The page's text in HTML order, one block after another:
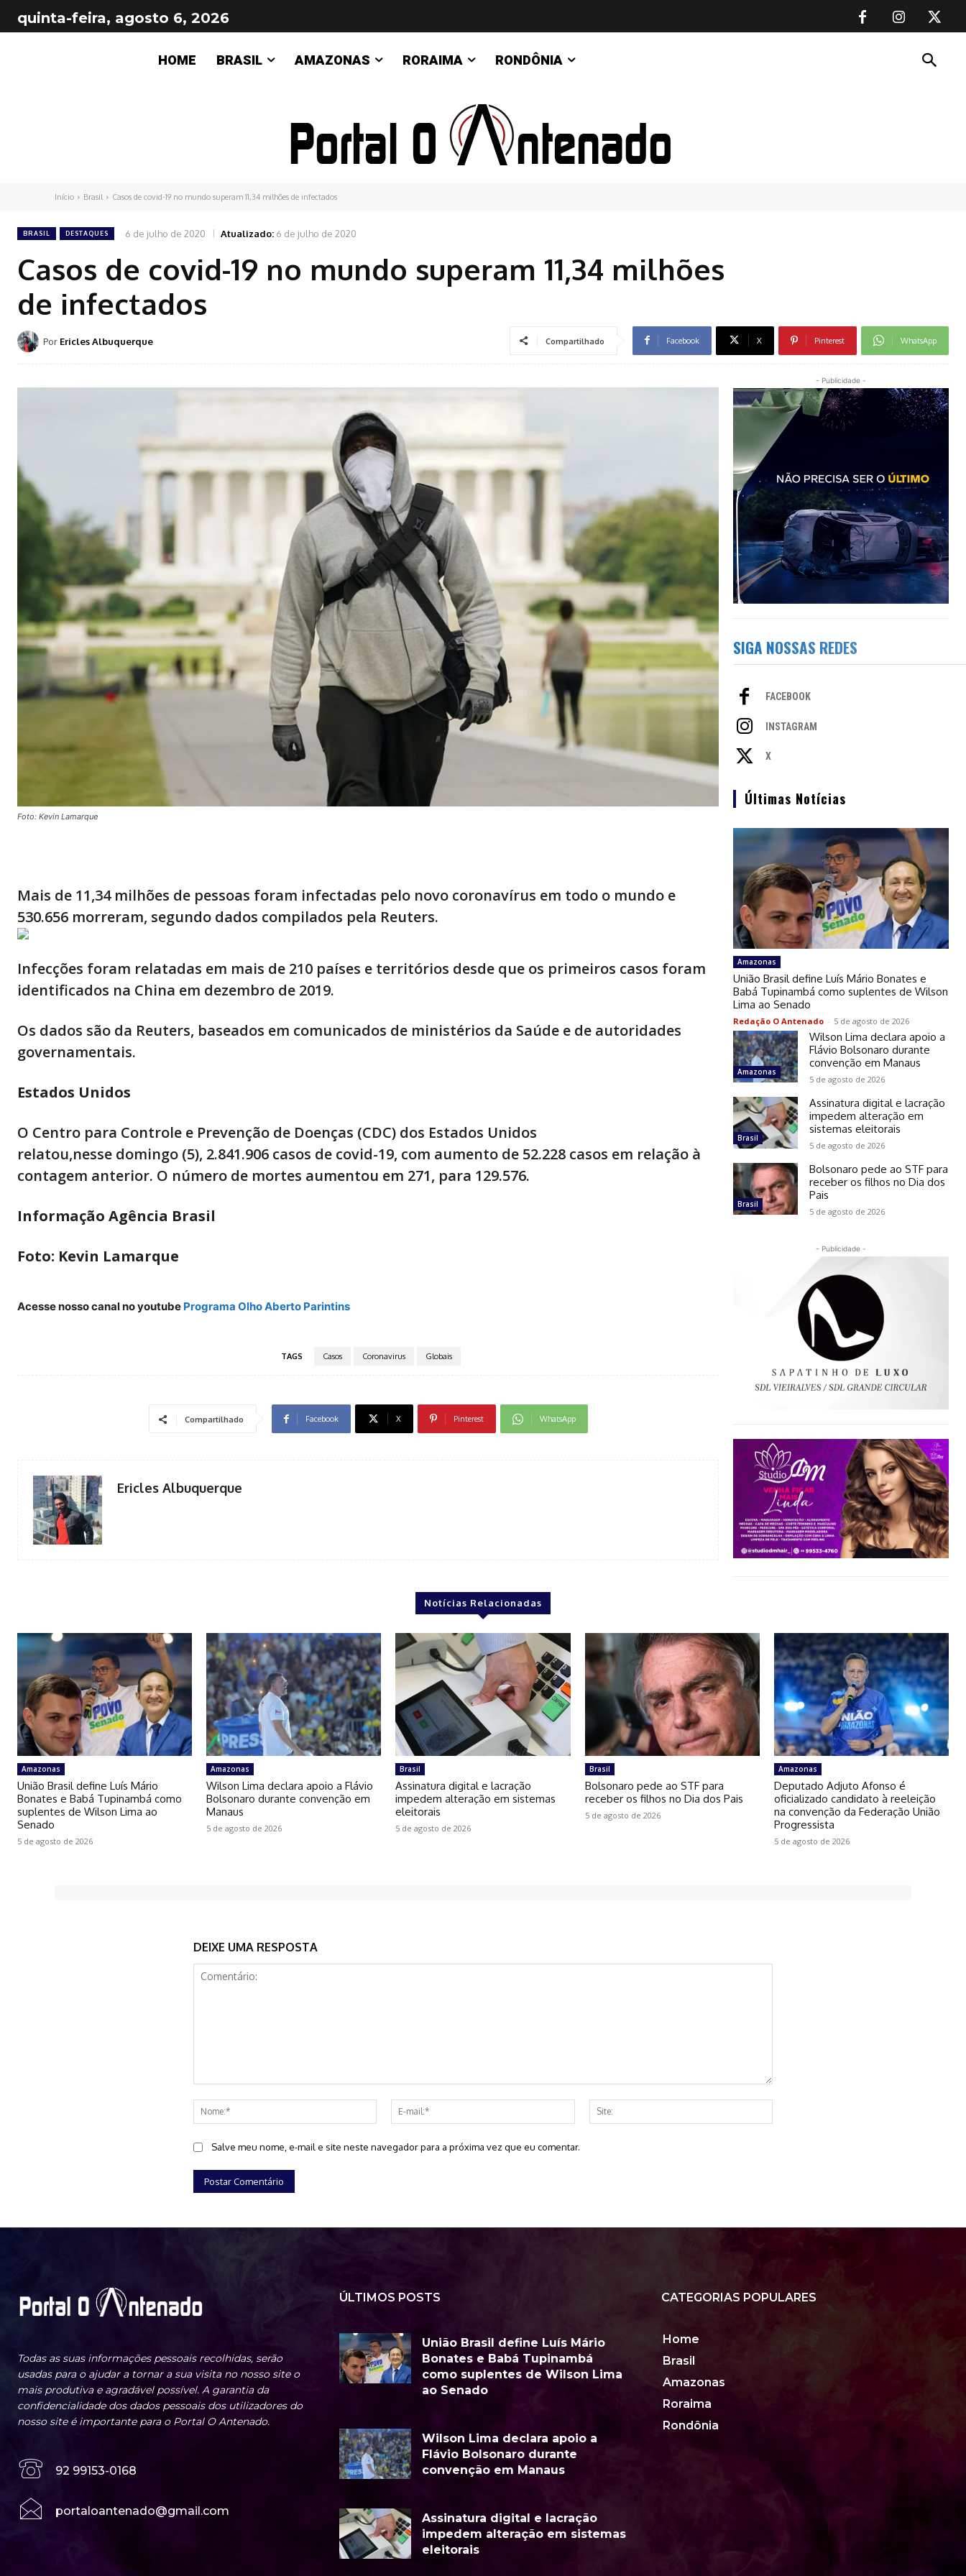
quinta-feira, agosto 6, 2026
HOME BRASIL AMAZONAS RORAIMA RONDÔNIA
Início Brasil Casos de covid-19 no mundo superam 11,34 milhões de infectados
BRASIL DESTAQUES 6 de julho de 2020 Atualizado: 6 de julho de 2020
Casos de covid-19 no mundo superam 11,34 milhões
de infectados
Por Ericles Albuquerque Compartilhado Facebook X Pinterest WhatsApp
Foto: Kevin Lamarque
Mais de 11,34 milhões de pessoas foram infectadas pelo novo coronavírus em todo o mundo e
530.656 morreram, segundo dados compilados pela Reuters.
Infecções foram relatadas em mais de 210 países e territórios desde que os primeiros casos foram
identificados na China em dezembro de 2019.
Os dados são da Reuters, baseados em comunicados de ministérios da Saúde e de autoridades
governamentais.
Estados Unidos
O Centro para Controle e Prevenção de Doenças (CDC) dos Estados Unidos
relatou,nesse domingo (5), 2.841.906 casos de covid-19, com aumento de 52.228 casos em relação à
contagem anterior. O número de mortes aumentou em 271, para 129.576.
Informação Agência Brasil
Foto: Kevin Lamarque
Acesse nosso canal no youtube Programa Olho Aberto Parintins
TAGS Casos Coronavirus Globais
Compartilhado Facebook X Pinterest WhatsApp
Ericles Albuquerque
- Publicidade -
SIGA NOSSAS REDES
FACEBOOK
INSTAGRAM
X
Últimas Notícias
Amazonas
União Brasil define Luís Mário Bonates e
Babá Tupinambá como suplentes de Wilson
Lima ao Senado
Redação O Antenado - 5 de agosto de 2026
Amazonas
Wilson Lima declara apoio a
Flávio Bolsonaro durante
convenção em Manaus
5 de agosto de 2026
Brasil
Assinatura digital e lacração
impedem alteração em
sistemas eleitorais
5 de agosto de 2026
Brasil
Bolsonaro pede ao STF para
receber os filhos no Dia dos
Pais
5 de agosto de 2026
- Publicidade -
Notícias Relacionadas
Amazonas
União Brasil define Luís Mário
Bonates e Babá Tupinambá como
suplentes de Wilson Lima ao
Senado
5 de agosto de 2026
Amazonas
Wilson Lima declara apoio a Flávio
Bolsonaro durante convenção em
Manaus
5 de agosto de 2026
Brasil
Assinatura digital e lacração
impedem alteração em sistemas
eleitorais
5 de agosto de 2026
Brasil
Bolsonaro pede ao STF para
receber os filhos no Dia dos Pais
5 de agosto de 2026
Amazonas
Deputado Adjuto Afonso é
oficializado candidato à reeleição
na convenção da Federação União
Progressista
5 de agosto de 2026
DEIXE UMA RESPOSTA
Nome:*
mail:*
Salve meu nome, e-mail e site neste navegador para a próxima vez que eu comentar.
Todas as suas informações pessoais recolhidas, serão
usadas para o ajudar a tornar a sua visita no nosso site o
mais produtiva e agradável possível. A garantia da
confidencialidade dos dados pessoais dos utilizadores do
nosso site é importante para o Portal O Antenado.
92 99153-0168
portaloantenado@gmail.com
ÚLTIMOS POSTS
União Brasil define Luís Mário
Bonates e Babá Tupinambá
como suplentes de Wilson Lima
ao Senado
Wilson Lima declara apoio a
Flávio Bolsonaro durante
convenção em Manaus
Assinatura digital e lacração
impedem alteração em sistemas
eleitorais
CATEGORIAS POPULARES
Home
Brasil
Amazonas
Roraima
Rondônia